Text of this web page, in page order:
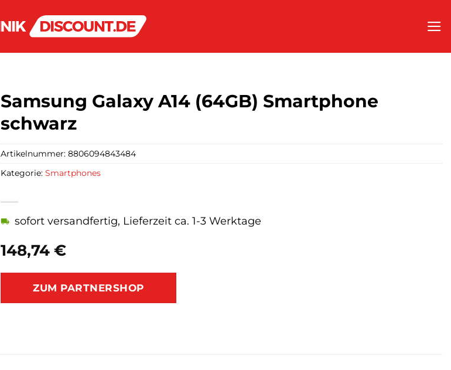
Samsung Galaxy A14 (64GB) Smartphone
schwarz
148,74 €
sofort versandfertig, Lieferzeit ca. 1-3 Werktage
ZUM PARTNERSHOP
Artikelnummer: 8806094843484
Kategorie: Smartphones